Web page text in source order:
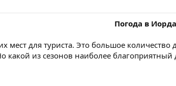
Погода в
мест для туриста. Это большое количество
какой из сезонов наиболее